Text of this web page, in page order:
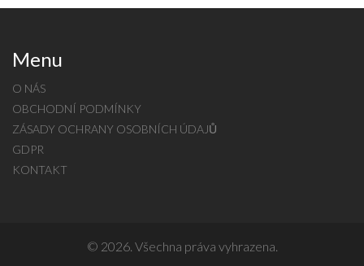
Menu
O NÁS
OBCHODNÍ PODMÍNKY
ZÁSADY OCHRANY OSOBNÍCH ÚDAJŮ
GDPR
KONTAKT
© 2026. Všechna práva vyhrazena.